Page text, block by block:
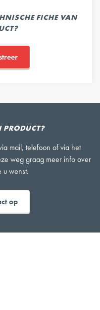
FICHE VAN
PRODUCT?
mail, telefoon of via het
weg graag meer info over
u wenst.
op